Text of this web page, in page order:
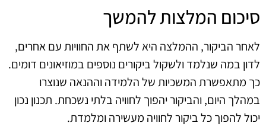
סיכום המלצות להמשך
לאחר הביקור, ההמלצה היא לשתף את החוויות עם אחרים,
לדון במה שנלמד ולשקול ביקורים נוספים במוזיאונים דומים.
כך מתאפשרת המשכיות של הלמידה וההנאה שנוצרו
במהלך היום, והביקור יהפוך לחוויה בלתי נשכחת. תכנון נכון
יכול להפוך כל ביקור לחוויה מעשירה ומלמדת.